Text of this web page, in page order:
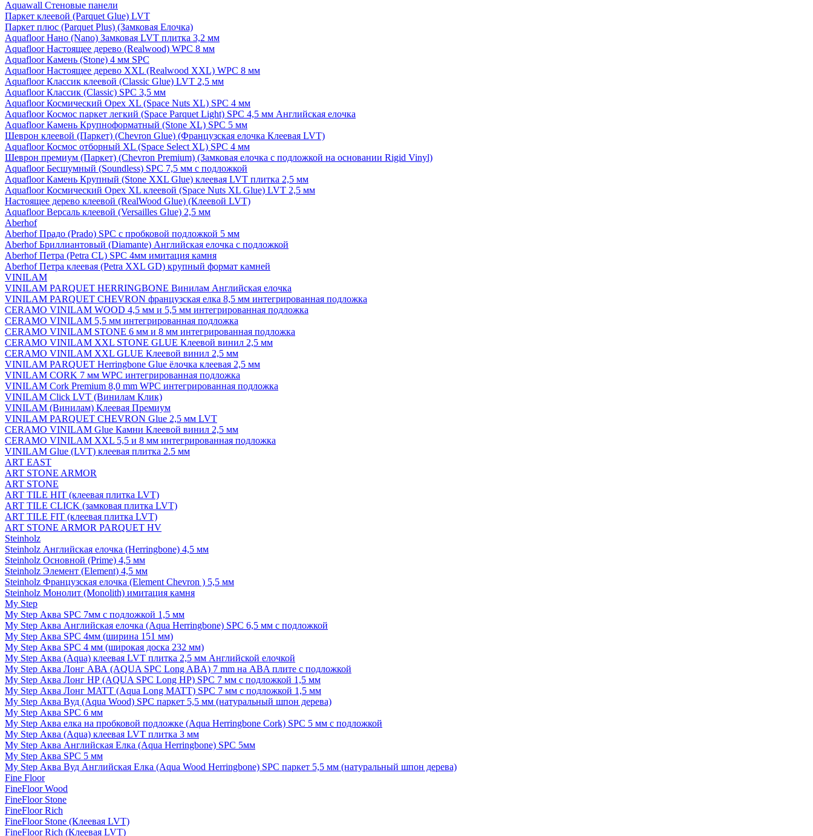
Aquawall Стеновые панели
Паркет клеевой (Parquet Glue) LVT
Паркет плюс (Parquet Plus) (Замковая Елочка)
Aquafloor Нано (Nano) Замковая LVT плитка 3,2 мм
Aquafloor Настоящее дерево (Realwood) WPC 8 мм
Aquafloor Камень (Stone) 4 мм SPC
Aquafloor Настоящее дерево XXL (Realwood XXL) WPC 8 мм
Aquafloor Классик клеевой (Classic Glue) LVT 2,5 мм
Aquafloor Классик (Classic) SPC 3,5 мм
Aquafloor Космический Орех XL (Space Nuts XL) SPC 4 мм
Aquafloor Космос паркет легкий (Space Parquet Light) SPC 4,5 мм Английская елочка
Aquafloor Камень Крупноформатный (Stone XL) SPC 5 мм
Шеврон клеевой (Паркет) (Chevron Glue) (Французская елочка Клеевая LVT)
Aquafloor Космос отборный XL (Space Select XL) SPC 4 мм
Шеврон премиум (Паркет) (Chevron Premium) (Замковая елочка с подложкой на основании Rigid Vinyl)
Aquafloor Бесшумный (Soundless) SPC 7,5 мм с подложкой
Aquafloor Камень Крупный (Stone XXL Glue) клеевая LVT плитка 2,5 мм
Aquafloor Космический Орех XL клеевой (Space Nuts XL Glue) LVT 2,5 мм
Настоящее дерево клеевой (RealWood Glue) (Клеевой LVT)
Aquafloor Версаль клеевой (Versailles Glue) 2,5 мм
Aberhof
Aberhof Прадо (Prado) SPC с пробковой подложкой 5 мм
Aberhof Бриллиантовый (Diamante) Английская елочка с подложкой
Aberhof Петра (Petra CL) SPC 4мм имитация камня
Aberhof Петра клеевая (Petra XXL GD) крупный формат камней
VINILAM
VINILAM PARQUET HERRINGBONE Винилам Английская елочка
VINILAM PARQUET CHEVRON французская елка 8,5 мм интегрированная подложка
CERAMO VINILAM WOOD 4,5 мм и 5,5 мм интегрированная подложка
CERAMO VINILAM 5,5 мм интегрированная подложка
CERAMO VINILAM STONE 6 мм и 8 мм интегрированная подложка
CERAMO VINILAM XXL STONE GLUE Клеевой винил 2,5 мм
CERAMO VINILAM XXL GLUE Клеевой винил 2,5 мм
VINILAM PARQUET Herringbone Glue ёлочка клеевая 2,5 мм
VINILAM CORK 7 мм WPC интегрированная подложка
VINILAM Cork Premium 8,0 mm WPC интегрированная подложка
VINILAM Click LVT (Винилам Клик)
VINILAM (Винилам) Клеевая Премиум
VINILAM PARQUET CHEVRON Glue 2,5 мм LVT
CERAMO VINILAM Glue Камни Клеевой винил 2,5 мм
CERAMO VINILAM XXL 5,5 и 8 мм интегрированная подложка
VINILAM Glue (LVT) клеевая плитка 2.5 мм
ART EAST
ART STONE ARMOR
ART STONE
ART TILE HIT (клеевая плитка LVT)
ART TILE CLICK (замковая плитка LVT)
ART TILE FIT (клеевая плитка LVT)
ART STONE ARMOR PARQUET HV
Steinholz
Steinholz Английская елочка (Herringbone) 4,5 мм
Steinholz Основной (Prime) 4,5 мм
Steinholz Элемент (Element) 4,5 мм
Steinholz Французская елочка (Element Chevron ) 5,5 мм
Steinholz Монолит (Monolith) имитация камня
My Step
My Step Аква SPC 7мм c подложкой 1,5 мм
My Step Аква Английская елочка (Aqua Herringbone) SPC 6,5 мм с подложкой
My Step Аква SPC 4мм (ширина 151 мм)
My Step Аква SPC 4 мм (широкая доска 232 мм)
My Step Аква (Aqua) клеевая LVT плитка 2,5 мм Английской елочкой
My Step Аква Лонг АВА (AQUA SPC Long ABA) 7 mm на ABA плите с подложкой
My Step Аква Лонг НР (AQUA SPC Long HP) SPC 7 мм с подложкой 1,5 мм
My Step Аква Лонг MATT (Aqua Long MATT) SPC 7 мм с подложкой 1,5 мм
My Step Аква Вуд (Aqua Wood) SPC паркет 5,5 мм (натуральный шпон дерева)
My Step Аква SPC 6 мм
My Step Аква елка на пробковой подложке (Aqua Herringbone Cork) SPC 5 мм с подложкой
My Step Аква (Aqua) клеевая LVT плитка 3 мм
My Step Аква Английская Елка (Aqua Herringbone) SPC 5мм
My Step Аква SPC 5 мм
My Step Аква Вуд Английская Елка (Aqua Wood Herringbone) SPC паркет 5,5 мм (натуральный шпон дерева)
Fine Floor
FineFloor Wood
FineFloor Stone
FineFloor Rich
FineFloor Stone (Клеевая LVT)
FineFloor Rich (Клеевая LVT)